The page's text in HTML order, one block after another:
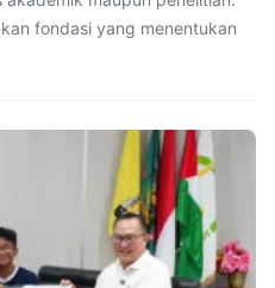
fondasi yang menentukan